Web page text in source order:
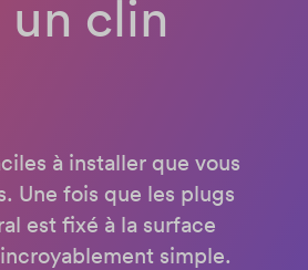
un clin
à installer que vous
Une fois que les plugs
est fixé à la surface
simple.